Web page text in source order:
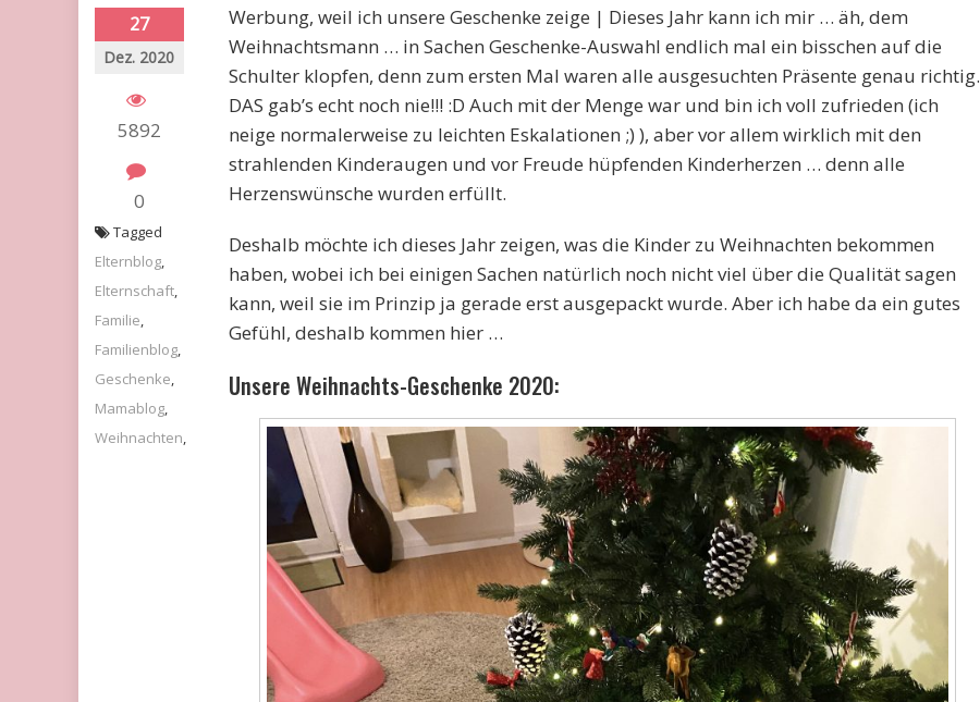
27
Dez. 2020
5892
0
Werbung, weil ich unsere Geschenke zeige | Dieses Jahr kann ich mir … äh, dem
Weihnachtsmann … in Sachen Geschenke-Auswahl endlich mal ein bisschen auf die
Schulter klopfen, denn zum ersten Mal waren alle ausgesuchten Präsente genau richtig.
DAS gab’s echt noch nie!!! :D Auch mit der Menge war und bin ich voll zufrieden (ich
neige normalerweise zu leichten Eskalationen ;) ), aber vor allem wirklich mit den
strahlenden Kinderaugen und vor Freude hüpfenden Kinderherzen … denn alle
Herzenswünsche wurden erfüllt.
Deshalb möchte ich dieses Jahr zeigen, was die Kinder zu Weihnachten bekommen
haben, wobei ich bei einigen Sachen natürlich noch nicht viel über die Qualität sagen
kann, weil sie im Prinzip ja gerade erst ausgepackt wurde. Aber ich habe da ein gutes
Gefühl, deshalb kommen hier …
Unsere Weihnachts-Geschenke 2020:
Tagged
Elternblog
Elternschaft
Familie
Familienblog
Geschenke
Mamablog
Weihnachten